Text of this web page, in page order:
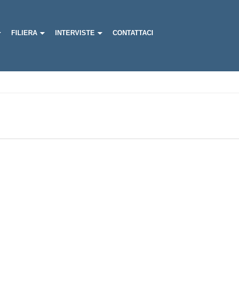
FILIERA INTERVISTE CONTATTACI